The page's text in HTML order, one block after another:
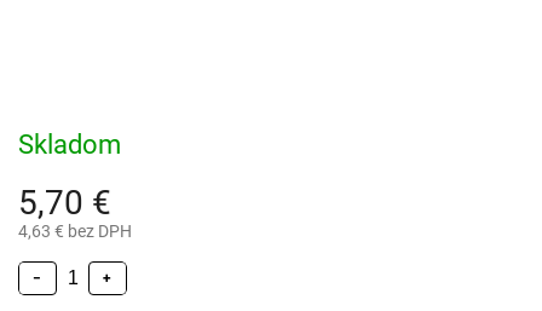
5,70 €
4,63 € bez DPH
Skladom
+
−